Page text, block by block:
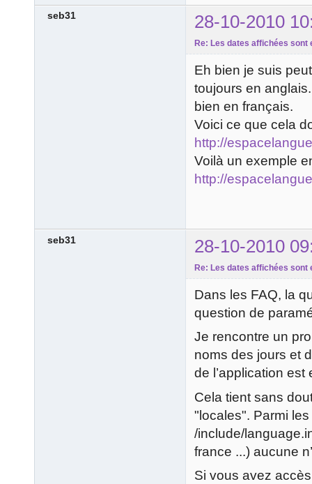
seb31 28-10-2010
Re: Les dates affichées sont
Eh bien je suis
toujours en
bien en français.
Voici ce que cela
http://
Voilà un exemple
http://
seb31 28-10-2010
Re: Les dates affichées sont
Dans les FAQ, la
question de
Je rencontre un
noms des jours et
de l’application est
Cela tient sans
"locales". Parmi
/include/
france ...) aucune
Si vous avez